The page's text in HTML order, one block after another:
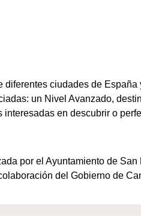
ciudades de
un Nivel Avanzado,
en descubrir o
por el Ayuntamiento de
del Gobierno de